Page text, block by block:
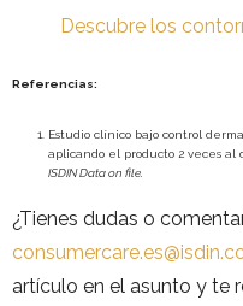
Descubre los
Referencias:
Estudio clínico bajo control
aplicando el producto 2 veces al
ISDIN Data on file.
¿Tienes dudas o
artículo en el asunto y te